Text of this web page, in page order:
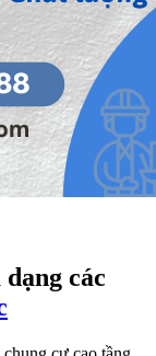
các